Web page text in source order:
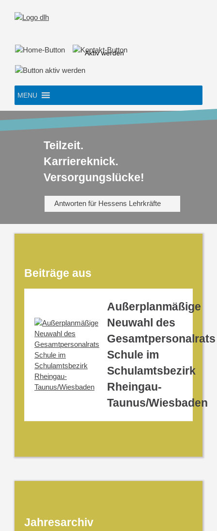
Aktiv werden
MENU
Teilzeit.
Karriereknick.
Versorgungslücke!
Antworten für Hessens Lehrkräfte
Beiträge aus
Außerplanmäßige
Neuwahl des
Gesamtpersonalrats
Schule im
Schulamtsbezirk
Rheingau-
Taunus/Wiesbaden
Jahresarchiv